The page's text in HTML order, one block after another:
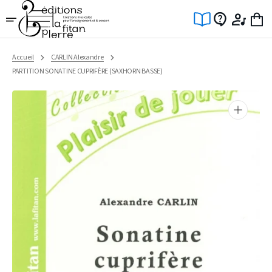
Ignorer
et
passer
au
Accueil
CARLIN Alexandre
PARTITION SONATINE CUPRIFÈRE (SAXHORN BASSE)
Ouvrir
1